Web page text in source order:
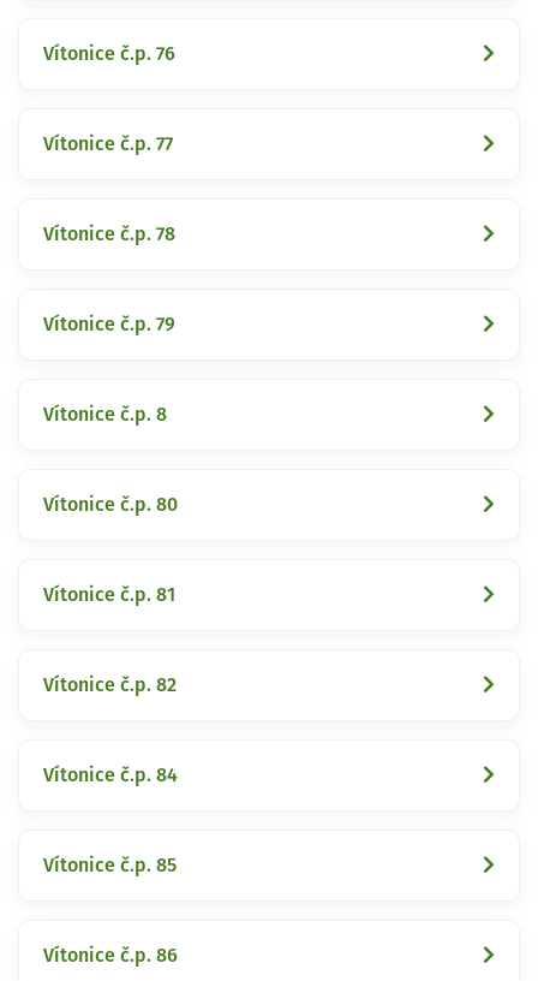
Vítonice č.p. 76
Vítonice č.p. 77
Vítonice č.p. 78
Vítonice č.p. 79
Vítonice č.p. 8
Vítonice č.p. 80
Vítonice č.p. 81
Vítonice č.p. 82
Vítonice č.p. 84
Vítonice č.p. 85
Vítonice č.p. 86